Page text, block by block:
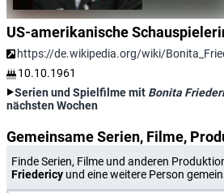
US-amerikanische
https://de.wikipedia.org/wiki/
10.10.1961
Serien und Spielfilme mit Bonita
nächsten Wochen
Gemeinsame Serien, Filme,
Finde Serien, Filme und anderen
Friedericy und eine weitere Person